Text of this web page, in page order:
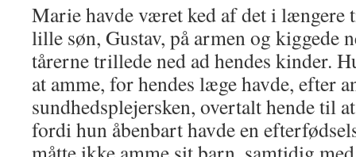
Marie havde været ked af det i længere
lille søn, Gustav, på armen og kiggede
tårerne trillede ned ad hendes kinder.
at amme, for hendes læge havde, efter
sundhedsplejersken, overtalt hende til
fordi hun åbenbart havde en